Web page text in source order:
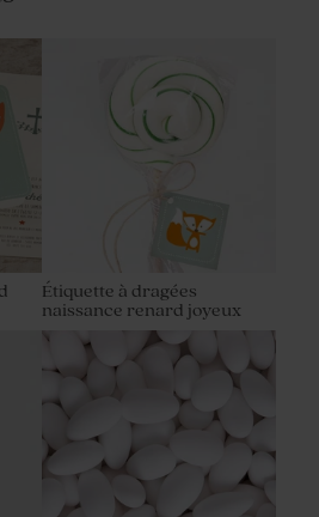
Étiquette à dragées
naissance renard joyeux